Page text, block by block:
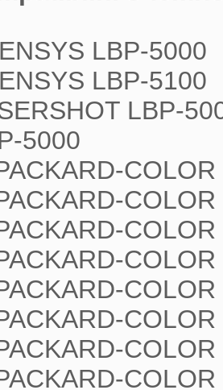
LBP-5000
LBP-5100
LBP-
5000